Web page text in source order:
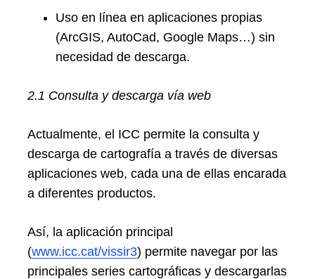
Uso en línea en aplicaciones propias
(ArcGIS, AutoCad, Google Maps…) sin
necesidad de descarga.
2.1 Consulta y descarga vía web
Actualmente, el ICC permite la consulta y
descarga de cartografía a través de diversas
aplicaciones web, cada una de ellas encarada
a diferentes productos.
Así, la aplicación principal
(www.icc.cat/vissir3) permite navegar por las
principales series cartográficas y descargarlas